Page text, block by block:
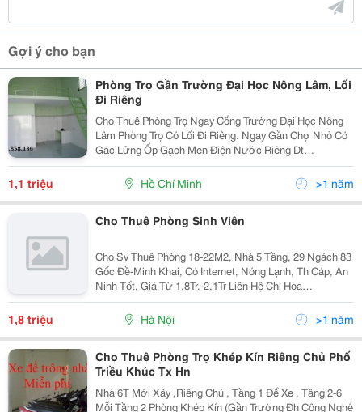
Gợi ý cho bạn
Phòng Trọ Gần Trường Đại Học Nông Lâm, Lối
Đi Riêng
Cho Thuê Phòng Trọ Ngay Cổng Trường Đại Học Nông
Lâm Phòng Trọ Có Lối Đi Riêng. Ngay Gần Chợ Nhỏ Có
Gác Lửng Ốp Gạch Men Điện Nước Riêng Dt
0909858136 0918121813
1,1 triệu Hồ Chí Minh >1 năm
Cho Thuê Phòng Sinh Viên
Cho Sv Thuê Phòng 18-22M2, Nhà 5 Tầng, 29 Ngách 83
Gốc Đề-Minh Khai, Có Internet, Nóng Lạnh, Th Cáp, An
Ninh Tốt, Giá Từ 1,8Tr.-2,1Tr Liên Hệ Chị Hoa
0982846808
1,8 triệu Hà Nội >1 năm
Cho Thuê Phòng Trọ Khép Kín Riêng Chủ Phố
Triều Khúc Tx Hn
Nhà 6T Mới Xây ,Riêng Chủ , Tầng 1 Để Xe , Tầng 2-6
Mỗi Tầng 2 Phòng Khép Kín (Gần Trường Đh Công Nghệ